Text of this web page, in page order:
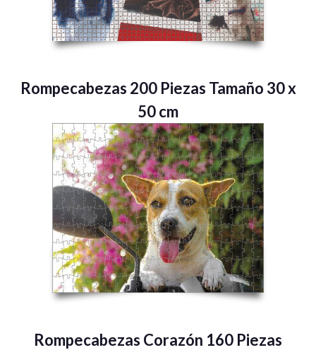
Rompecabezas 200 Piezas Tamaño 30 x
50 cm
Rompecabezas Corazón 160 Piezas